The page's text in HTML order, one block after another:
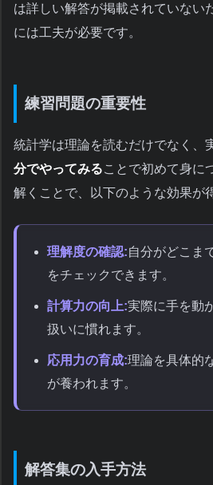
は詳しい解答が掲載されていない
には工夫が必要です。
練習問題の重要性
統計学は理論を読むだけでなく、
分でやってみることで初めて身に
解くことで、以下のような効果が
理解度の確認:自分がどこま
をチェックできます。
計算力の向上:実際に手を動
扱いに慣れます。
応用力の育成:理論を具体的
が養われます。
解答集の入手方法